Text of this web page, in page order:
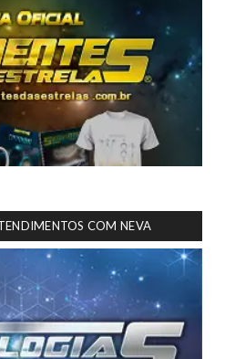
COM NEVA